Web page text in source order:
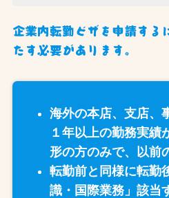
企業内転勤ビザを申請する
たす必要があります。
海外の本店、支店、
１年以上の勤務実
形の方のみで、以前
転勤前と同様に転勤
識・国際業務」該当